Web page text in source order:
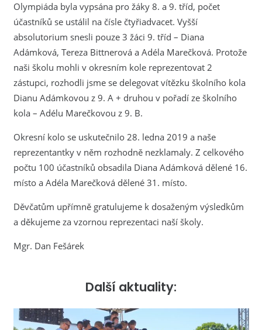
Olympiáda byla vypsána pro žáky 8. a 9. tříd, počet
účastníků se ustálil na čísle čtyřiadvacet. Vyšší
absolutorium snesli pouze 3 žáci 9. tříd – Diana
Adámková, Tereza Bittnerová a Adéla Marečková. Protože
naši školu mohli v okresním kole reprezentovat 2
zástupci, rozhodli jsme se delegovat vítězku školního kola
Dianu Adámkovou z 9. A + druhou v pořadí ze školního
kola – Adélu Marečkovou z 9. B.
Okresní kolo se uskutečnilo 28. ledna 2019 a naše
reprezentantky v něm rozhodně nezklamaly. Z celkového
počtu 100 účastníků obsadila Diana Adámková dělené 16.
místo a Adéla Marečková dělené 31. místo.
Děvčatům upřímně gratulujeme k dosaženým výsledkům
a děkujeme za vzornou reprezentaci naší školy.
Mgr. Dan Fešárek
Další aktuality: